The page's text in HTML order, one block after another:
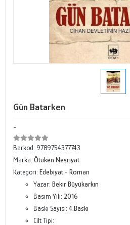
Gün Batarken
-
Barkod: 9789754377743
Marka: Ötüken Neşriyat
Kategori: Edebiyat - Roman
Yazar: Bekir Büyükarkın
Basım Yılı: 2016
Baskı Sayısı:4.Baskı
Cilt Tipi: